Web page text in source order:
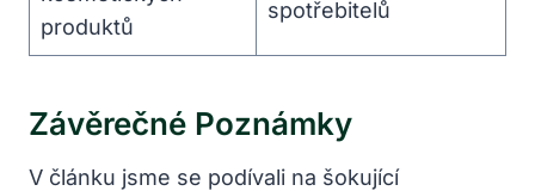
produktů
spotřebitelů
Závěrečné Poznámky
V článku jsme se podívali na šokující